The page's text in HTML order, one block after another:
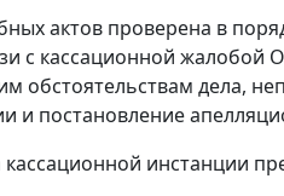
актов проверена в
с кассационной жалобой
обстоятельствам дела,
и постановление
кассационной инстанции